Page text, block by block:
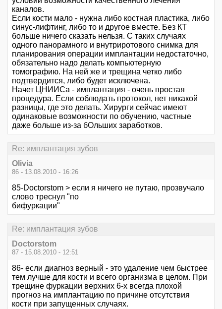
каналов.
Если кости мало - нужна либо костная пластика, либо
синус-лифтинг, либо то и другое вместе. Без КТ
больше ничего сказать нельзя. С таких случаях
одного панорамного и внутриротового снимка для
планирования операции имплантации недостаточно,
обязательно надо делать компьютерную
томографию. На ней же и трещина четко либо
подтвердится, либо будет исключена.
Начет ЦНИИСа - имплантация - очень простая
процедура. Если соблюдать протокол, нет никакой
разницы, где это делать. Хирурги сейчас имеют
одинаковые возможности по обучению, частные
даже больше из-за бОльших заработков.
Re: имплантация зубов
Olivia
86 - 13.08.2010 - 16:26
85-Doctorstom > если я ничего не путаю, прозвучало
слово треснул "по
бифуркации"
Re: имплантация зубов
Doctorstom
87 - 15.08.2010 - 12:51
86- если диагноз верный - это удаление чем быстрее
тем лучше для кости и всего организма в целом. При
трещине фуркации верхних 6-х всегда плохой
прогноз на имплантацию по причине отсутствия
кости при запущенных случаях.